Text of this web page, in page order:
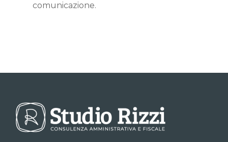
comunicazione.